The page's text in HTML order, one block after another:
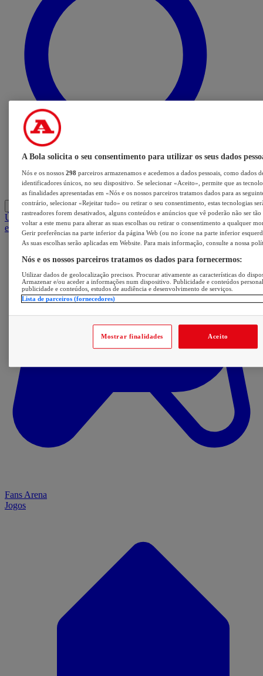
Entrar
ÚltimasMercadoOpiniãoiGaming HubA BOLA SUGEREBarba
e Cabelo
Fans Arena
Jogos
A Bola solicita o seu consentimento para utilizar os seus dados
Nós e os nossos298 parceiros armazenamos e acedemos a dados pessoais, como dados
identificadores únicos, no seu dispositivo. Se selecionar «Aceito», permite que as
as finalidades apresentadas em «Nós e os nossos parceiros tratamos dados para as
contrário, selecionar «Rejeitar tudo» ou retirar o seu consentimento, estas tecnologias
rastreadores forem desativados, alguns conteúdos e anúncios que vê poderão não ser
voltar a este menu para alterar as suas escolhas ou retirar o consentimento a qualquer
Gerir preferências na parte inferior da página Web (ou no ícone na parte inferior
As suas escolhas serão aplicadas em Website. Para mais informação, consulte a nossa
Nós e os nossos parceiros tratamos os dados para fornecermos:
Utilizar dados de geolocalização precisos. Procurar ativamente as características do
Armazenar e/ou aceder a informações num dispositivo. Publicidade e conteúdos
publicidade e conteúdos, estudos de audiência e desenvolvimento de serviços.
Lista de parceiros (fornecedores)
Mostrar finalidades Aceito